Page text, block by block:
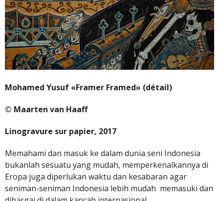
Mohamed Yusuf «Framer Framed» (détail)
© Maarten van Haaff
Linogravure sur papier, 2017
Memahami dan masuk ke dalam dunia seni Indonesia
bukanlah sesuatu yang mudah, memperkenalkannya di
Eropa juga diperlukan waktu dan kesabaran agar
seniman-seniman Indonesia lebih mudah memasuki dan